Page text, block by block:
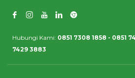
Hubungi Kami: 0851 7308 1858 - 0851
7429 3883